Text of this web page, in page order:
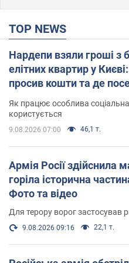
TOP NEWS
Нардепи взяли гроші з
елітних квартир у
просив кошти та де
Як працює особлива
користується
9.08.2026 07:00 46,1 т.
Армія Росії здійснила
горіла історична
Фото та відео
Для терору ворог застосував
9.08.2026 09:16 22,1 т.